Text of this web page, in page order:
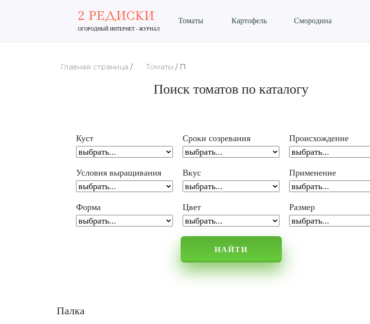
2 РЕДИСКИ
ОГОРОДНЫЙ ИНТЕРНЕТ - ЖУРНАЛ
Томаты Картофель Смородина
Главная страница / Томаты / П
Поиск томатов по каталогу
Куст Сроки созревания Происхождение
Условия выращивания Вкус Применение
Форма Цвет Размер
НАЙТИ
Палка